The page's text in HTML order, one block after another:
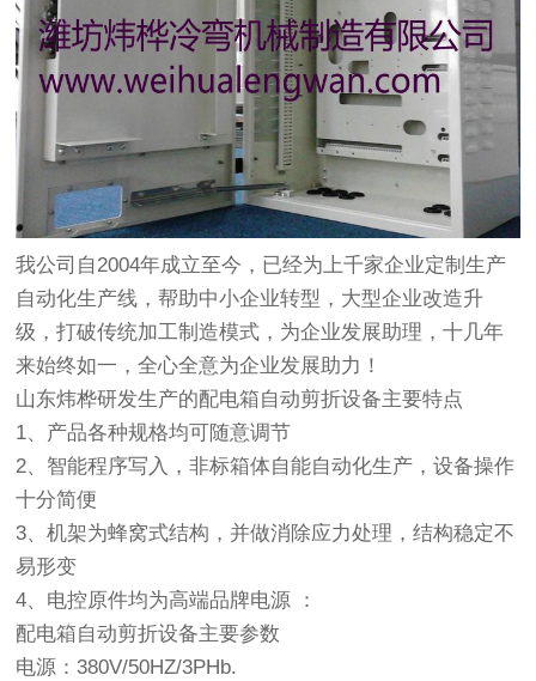
我公司自2004年成立至今，已经为上千家企业定制生产
自动化生产线，帮助中小企业转型，大型企业改造升
级，打破传统加工制造模式，为企业发展助理，十几年
来始终如一，全心全意为企业发展助力！
山东炜桦研发生产的配电箱自动剪折设备主要特点
1、产品各种规格均可随意调节
2、智能程序写入，非标箱体自能自动化生产，设备操作
十分简便
3、机架为蜂窝式结构，并做消除应力处理，结构稳定不
易形变
4、电控原件均为高端品牌电源 ：
配电箱自动剪折设备主要参数
电源：380V/50HZ/3PHb.